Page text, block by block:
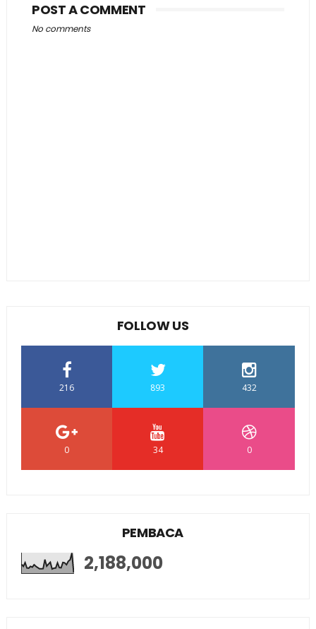
POST A COMMENT
No comments
FOLLOW US
216 893 432
0 34 0
PEMBACA
2,188,000